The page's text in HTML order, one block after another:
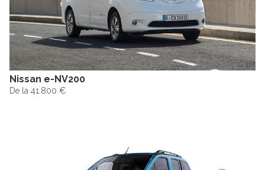
Nissan e-NV200
De la 41.800 €